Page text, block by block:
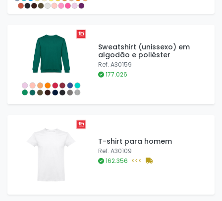
Sweatshirt (unissexo) em
algodão e poliéster
Ref. A30159
177.026
T-shirt para homem
Ref. A30109
162.356 <<<